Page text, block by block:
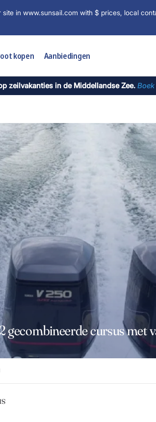
in www.sunsail.com with $ prices, local
kopen Aanbiedingen
zeilvakanties in de Middellandse Zee.
gecombineerde cursus met